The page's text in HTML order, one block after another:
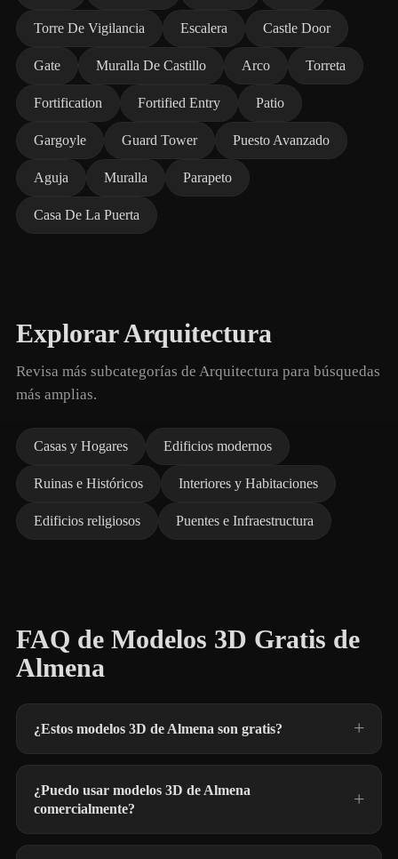
Torre De Vigilancia Escalera Castle Door
Gate Muralla De Castillo Arco Torreta
Fortification Fortified Entry Patio
Gargoyle Guard Tower Puesto Avanzado
Aguja Muralla Parapeto
Casa De La Puerta
Explorar Arquitectura
Revisa más subcategorías de Arquitectura para búsquedas
más amplias.
Casas y Hogares Edificios modernos
Ruinas e Históricos Interiores y Habitaciones
Edificios religiosos Puentes e Infraestructura
FAQ de Modelos 3D Gratis de
Almena
¿Estos modelos 3D de Almena son gratis?
¿Puedo usar modelos 3D de Almena
comercialmente?